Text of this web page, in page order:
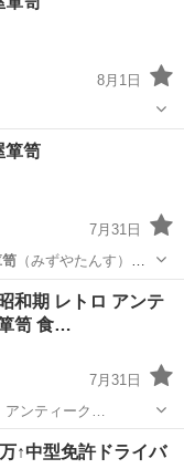
8月1日
笥
箪笥
7月31日
（みずやたんす）」
屋箪笥
和期 レトロ アンテ
笥 食…
7月31日
ンティーク…
黒柿
↑中型免許ドライバ